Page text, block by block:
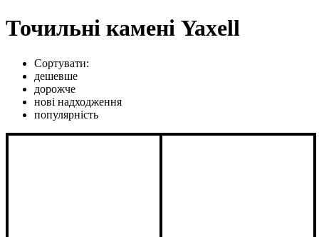
Точильні камені Yaxell
Сортувати:
дешевше
дорожче
нові надходження
популярність